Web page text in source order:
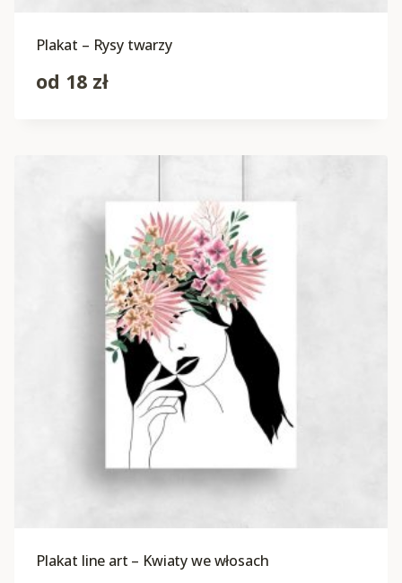
Plakat – Rysy twarzy
od 18 zł
Plakat line art – Kwiaty we włosach